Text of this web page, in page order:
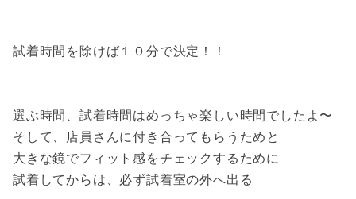
試着時間を除けば１０分で決定！！
選ぶ時間、試着時間はめっちゃ楽しい時間でしたよ〜
そして、店員さんに付き合ってもらうためと
大きな鏡でフィット感をチェックするために
試着してからは、必ず試着室の外へ出る